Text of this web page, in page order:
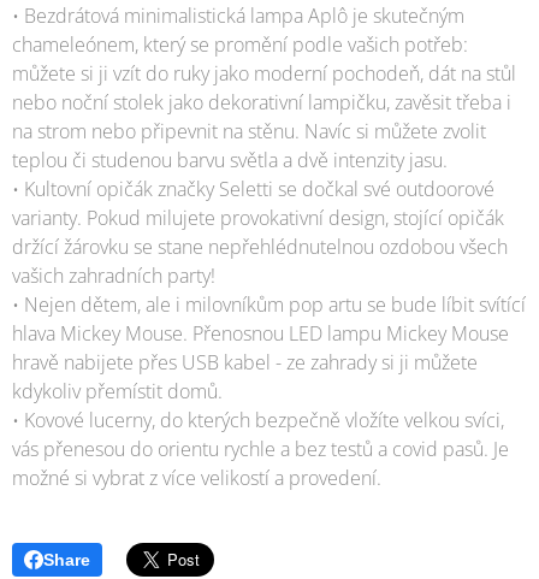
• Bezdrátová minimalistická lampa Aplô je skutečným
chameleónem, který se promění podle vašich potřeb:
můžete si ji vzít do ruky jako moderní pochodeň, dát na stůl
nebo noční stolek jako dekorativní lampičku, zavěsit třeba i
na strom nebo připevnit na stěnu. Navíc si můžete zvolit
teplou či studenou barvu světla a dvě intenzity jasu.
• Kultovní opičák značky Seletti se dočkal své outdoorové
varianty. Pokud milujete provokativní design, stojící opičák
držící žárovku se stane nepřehlédnutelnou ozdobou všech
vašich zahradních party!
• Nejen dětem, ale i milovníkům pop artu se bude líbit svítící
hlava Mickey Mouse. Přenosnou LED lampu Mickey Mouse
hravě nabijete přes USB kabel - ze zahrady si ji můžete
kdykoliv přemístit domů.
• Kovové lucerny, do kterých bezpečně vložíte velkou svíci,
vás přenesou do orientu rychle a bez testů a covid pasů. Je
možné si vybrat z více velikostí a provedení.
Share